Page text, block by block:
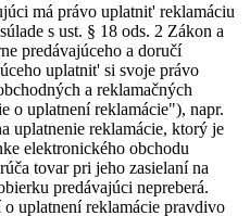
má právo uplatnit' reklamáciu
s ust. § 18 ods. 2 Zákon a
predávajúceho a doručí
uplatnit' si svoje právo
a reklamačných
o uplatnení reklamácie"), napr.
uplatnenie reklamácie, ktorý je
elektronického obchodu
tovar pri jeho zasielaní na
predávajúci nepreberá.
uplatnení reklamácie pravdivo